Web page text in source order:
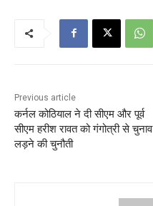
Previous article
कर्नल कोठियाल ने दी सीएम और पूर्व
सीएम हरीश रावत को गंगोत्री से चुनाव
लड़ने की चुनौती